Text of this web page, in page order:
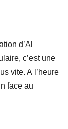
d’Al
c’est une
vite. A l’heure
face au